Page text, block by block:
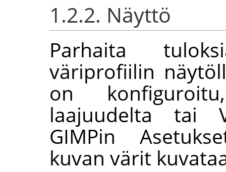
1.2.2. Näyttö
Parhaita
väriprofiilin
on
laajuudelta tai
GIMPin
kuvan värit